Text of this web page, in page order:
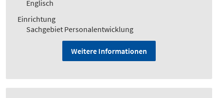
Englisch
Einrichtung
Sachgebiet Personalentwicklung
Weitere Informationen